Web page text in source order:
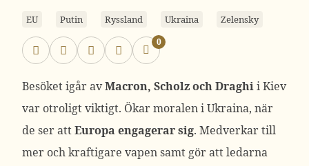
EU Putin Ryssland Ukraina Zelensky
0
Besöket igår avMacron, Scholz och Draghii Kiev
var otroligt viktigt. Ökar moralen i Ukraina, när
de ser attEuropa engagerar sig. Medverkar till
mer och kraftigare vapen samt gör att ledarna